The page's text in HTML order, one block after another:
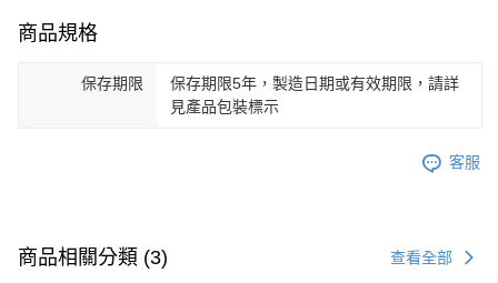
商品規格
保存期限
保存期限5年，製造日期或有效期限，請詳
見產品包裝標示
客服
商品相關分類 (3) 查看全部